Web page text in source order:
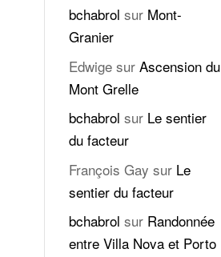
bchabrol sur Mont-
Granier
Edwige surAscension du
Mont Grelle
bchabrol sur Le sentier
du facteur
François Gay sur Le
sentier du facteur
bchabrol sur Randonnée
entre Villa Nova et Porto